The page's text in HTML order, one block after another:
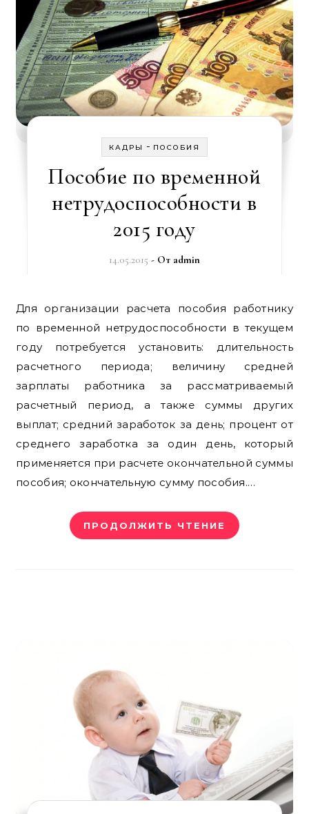
КАДРЫ - ПОСОБИЯ
Пособие по временной
нетрудоспособности в
2015 году
14.05.2015 - От admin
Для организации расчета пособия работнику
по временной нетрудоспособности в текущем
году потребуется установить: длительность
расчетного периода; величину средней
зарплаты работника за рассматриваемый
расчетный период, а также суммы других
выплат; средний заработок за день; процент от
среднего заработка за один день, который
применяется при расчете окончательной суммы
пособия; окончательную сумму пособия.…
ПРОДОЛЖИТЬ ЧТЕНИЕ